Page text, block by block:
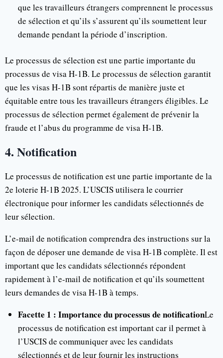
que les travailleurs étrangers comprennent le processus
de sélection et qu’ils s’assurent qu’ils soumettent leur
demande pendant la période d’inscription.
Le processus de sélection est une partie importante du
processus de visa H-1B. Le processus de sélection garantit
que les visas H-1B sont répartis de manière juste et
équitable entre tous les travailleurs étrangers éligibles. Le
processus de sélection permet également de prévenir la
fraude et l’abus du programme de visa H-1B.
4. Notification
Le processus de notification est une partie importante de la
2e loterie H-1B 2025. L’USCIS utilisera le courrier
électronique pour informer les candidats sélectionnés de
leur sélection.
L’e-mail de notification comprendra des instructions sur la
façon de déposer une demande de visa H-1B complète. Il est
important que les candidats sélectionnés répondent
rapidement à l’e-mail de notification et qu’ils soumettent
leurs demandes de visa H-1B à temps.
Facette 1 : Importance du processus de notificationLe
processus de notification est important car il permet à
l’USCIS de communiquer avec les candidats
sélectionnés et de leur fournir les instructions